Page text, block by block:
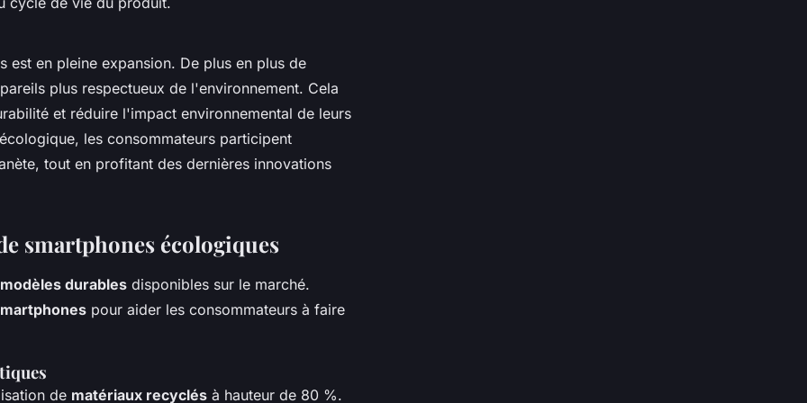
est en pleine expansion. De plus en plus de
plus respectueux de l'environnement. Cela
et réduire l'impact environnemental de leurs
les consommateurs participent
tout en profitant des dernières innovations
smartphones écologiques
modèles durables disponibles sur le marché.
pour aider les consommateurs à faire
de matériaux recyclés à hauteur de 80 %.